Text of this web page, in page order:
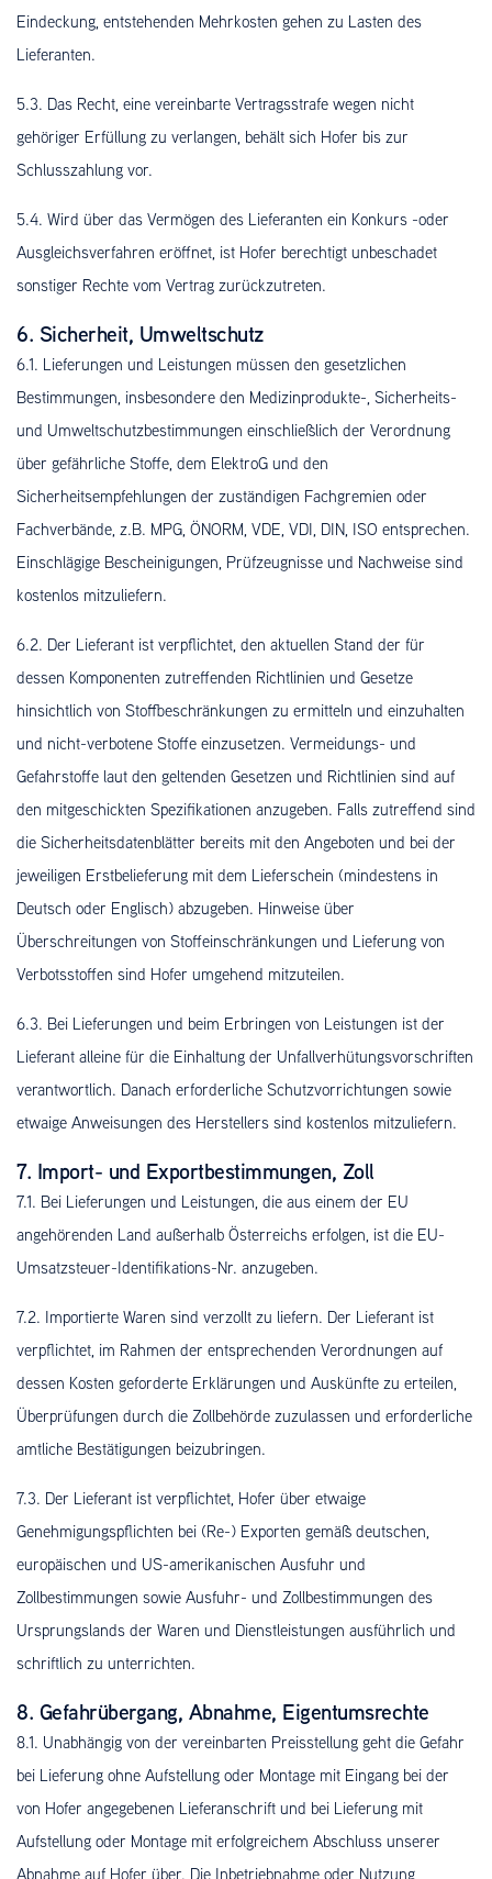
Eindeckung, entstehenden Mehrkosten gehen zu Lasten des
Lieferanten.
5.3. Das Recht, eine vereinbarte Vertragsstrafe wegen nicht
gehöriger Erfüllung zu verlangen, behält sich Hofer bis zur
Schlusszahlung vor.
5.4. Wird über das Vermögen des Lieferanten ein Konkurs -oder
Ausgleichsverfahren eröffnet, ist Hofer berechtigt unbeschadet
sonstiger Rechte vom Vertrag zurückzutreten.
6. Sicherheit, Umweltschutz
6.1. Lieferungen und Leistungen müssen den gesetzlichen
Bestimmungen, insbesondere den Medizinprodukte-, Sicherheits-
und Umweltschutzbestimmungen einschließlich der Verordnung
über gefährliche Stoffe, dem ElektroG und den
Sicherheitsempfehlungen der zuständigen Fachgremien oder
Fachverbände, z.B. MPG, ÖNORM, VDE, VDI, DIN, ISO entsprechen.
Einschlägige Bescheinigungen, Prüfzeugnisse und Nachweise sind
kostenlos mitzuliefern.
6.2. Der Lieferant ist verpflichtet, den aktuellen Stand der für
dessen Komponenten zutreffenden Richtlinien und Gesetze
hinsichtlich von Stoffbeschränkungen zu ermitteln und einzuhalten
und nicht-verbotene Stoffe einzusetzen. Vermeidungs- und
Gefahrstoffe laut den geltenden Gesetzen und Richtlinien sind auf
den mitgeschickten Spezifikationen anzugeben. Falls zutreffend sind
die Sicherheitsdatenblätter bereits mit den Angeboten und bei der
jeweiligen Erstbelieferung mit dem Lieferschein (mindestens in
Deutsch oder Englisch) abzugeben. Hinweise über
Überschreitungen von Stoffeinschränkungen und Lieferung von
Verbotsstoffen sind Hofer umgehend mitzuteilen.
6.3. Bei Lieferungen und beim Erbringen von Leistungen ist der
Lieferant alleine für die Einhaltung der Unfallverhütungsvorschriften
verantwortlich. Danach erforderliche Schutzvorrichtungen sowie
etwaige Anweisungen des Herstellers sind kostenlos mitzuliefern.
7. Import- und Exportbestimmungen, Zoll
7.1. Bei Lieferungen und Leistungen, die aus einem der EU
angehörenden Land außerhalb Österreichs erfolgen, ist die EU-
Umsatzsteuer-Identifikations-Nr. anzugeben.
7.2. Importierte Waren sind verzollt zu liefern. Der Lieferant ist
verpflichtet, im Rahmen der entsprechenden Verordnungen auf
dessen Kosten geforderte Erklärungen und Auskünfte zu erteilen,
Überprüfungen durch die Zollbehörde zuzulassen und erforderliche
amtliche Bestätigungen beizubringen.
7.3. Der Lieferant ist verpflichtet, Hofer über etwaige
Genehmigungspflichten bei (Re-) Exporten gemäß deutschen,
europäischen und US-amerikanischen Ausfuhr und
Zollbestimmungen sowie Ausfuhr- und Zollbestimmungen des
Ursprungslands der Waren und Dienstleistungen ausführlich und
schriftlich zu unterrichten.
8. Gefahrübergang, Abnahme, Eigentumsrechte
8.1. Unabhängig von der vereinbarten Preisstellung geht die Gefahr
bei Lieferung ohne Aufstellung oder Montage mit Eingang bei der
von Hofer angegebenen Lieferanschrift und bei Lieferung mit
Aufstellung oder Montage mit erfolgreichem Abschluss unserer
Abnahme auf Hofer über. Die Inbetriebnahme oder Nutzung